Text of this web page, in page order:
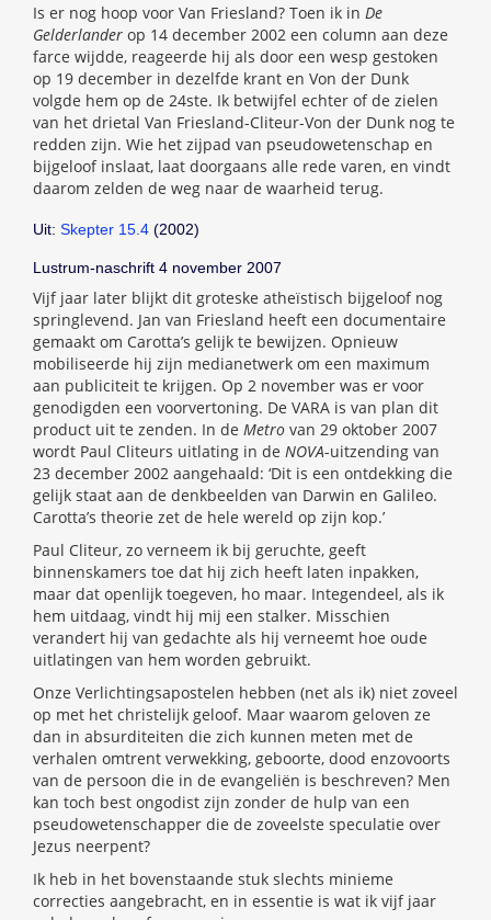
Is er nog hoop voor Van Friesland? Toen ik in De
Gelderlander op 14 december 2002 een column aan deze
farce wijdde, reageerde hij als door een wesp gestoken
op 19 december in dezelfde krant en Von der Dunk
volgde hem op de 24ste. Ik betwijfel echter of de zielen
van het drietal Van Friesland-Cliteur-Von der Dunk nog te
redden zijn. Wie het zijpad van pseudowetenschap en
bijgeloof inslaat, laat doorgaans alle rede varen, en vindt
daarom zelden de weg naar de waarheid terug.
Uit: Skepter 15.4 (2002)
Lustrum-naschrift 4 november 2007
Vijf jaar later blijkt dit groteske atheïstisch bijgeloof nog
springlevend. Jan van Friesland heeft een documentaire
gemaakt om Carotta’s gelijk te bewijzen. Opnieuw
mobiliseerde hij zijn medianetwerk om een maximum
aan publiciteit te krijgen. Op 2 november was er voor
genodigden een voorvertoning. De VARA is van plan dit
product uit te zenden. In de Metro van 29 oktober 2007
wordt Paul Cliteurs uitlating in de NOVA-uitzending van
23 december 2002 aangehaald: ‘Dit is een ontdekking die
gelijk staat aan de denkbeelden van Darwin en Galileo.
Carotta’s theorie zet de hele wereld op zijn kop.’
Paul Cliteur, zo verneem ik bij geruchte, geeft
binnenskamers toe dat hij zich heeft laten inpakken,
maar dat openlijk toegeven, ho maar. Integendeel, als ik
hem uitdaag, vindt hij mij een stalker. Misschien
verandert hij van gedachte als hij verneemt hoe oude
uitlatingen van hem worden gebruikt.
Onze Verlichtingsapostelen hebben (net als ik) niet zoveel
op met het christelijk geloof. Maar waarom geloven ze
dan in absurditeiten die zich kunnen meten met de
verhalen omtrent verwekking, geboorte, dood enzovoorts
van de persoon die in de evangeliën is beschreven? Men
kan toch best ongodist zijn zonder de hulp van een
pseudowetenschapper die de zoveelste speculatie over
Jezus neerpent?
Ik heb in het bovenstaande stuk slechts minieme
correcties aangebracht, en in essentie is wat ik vijf jaar